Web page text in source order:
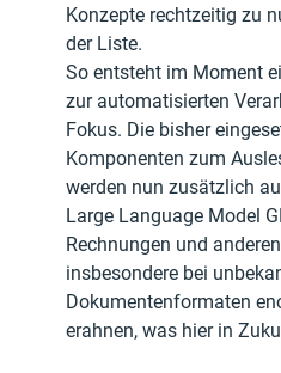
Konzepte rechtzeitig zu
der Liste.
So entsteht im Moment
zur automatisierten
Fokus. Die bisher
Komponenten zum
werden nun zusätzlich
Large Language Model
Rechnungen und
insbesondere bei
Dokumentenformaten
erahnen, was hier in